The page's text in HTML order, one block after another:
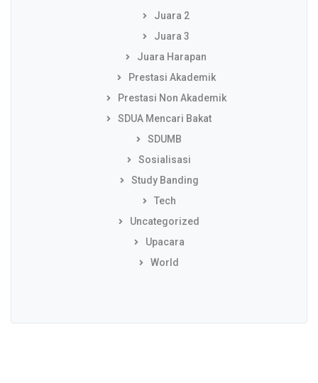
Juara 2
Juara 3
Juara Harapan
Prestasi Akademik
Prestasi Non Akademik
SDUA Mencari Bakat
SDUMB
Sosialisasi
Study Banding
Tech
Uncategorized
Upacara
World